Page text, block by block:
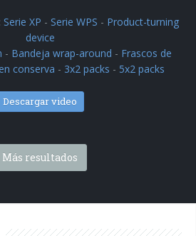
Serie XP - Serie WPS - Product-turning
device
- Bandeja wrap-around - Frascos de
conserva - 3x2 packs - 5x2 packs
Descargar video
Más resultados